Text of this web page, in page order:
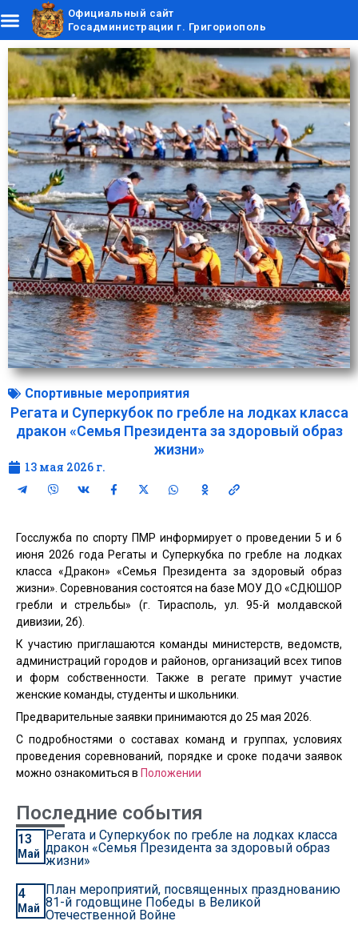
Официальный сайт
Госадминистрации г. Григориополь
Спортивные мероприятия
Регата и Суперкубок по гребле на лодках класса
дракон «Семья Президента за здоровый образ
жизни»
13 мая 2026 г.
Госслужба по спорту ПМР информирует о проведении 5 и 6
июня 2026 года Регаты и Суперкубка по гребле на лодках
класса «Дракон» «Семья Президента за здоровый образ
жизни». Соревнования состоятся на базе МОУ ДО «СДЮШОР
гребли и стрельбы» (г. Тирасполь, ул. 95-й молдавской
дивизии, 2б).
К участию приглашаются команды министерств, ведомств,
администраций городов и районов, организаций всех типов
и форм собственности. Также в регате примут участие
женские команды, студенты и школьники.
Предварительные заявки принимаются до 25 мая 2026.
С подробностями о составах команд и группах, условиях
проведения соревнований, порядке и сроке подачи заявок
можно ознакомиться в Положении
Последние события
13
Май
Регата и Суперкубок по гребле на лодках класса
дракон «Семья Президента за здоровый образ
жизни»
4
Май
План мероприятий, посвященных празднованию
81-й годовщине Победы в Великой
Отечественной Войне